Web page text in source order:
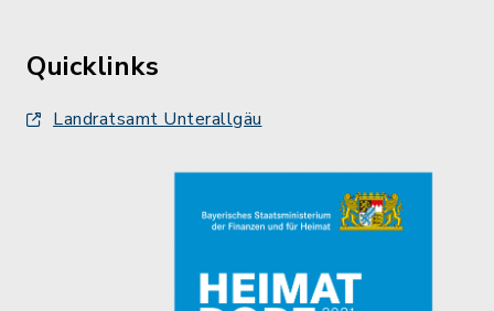
Quicklinks
Landratsamt Unterallgäu